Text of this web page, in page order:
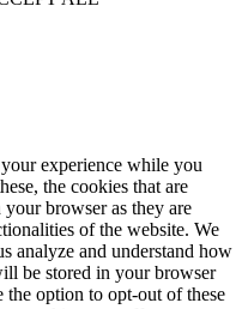
experience while you
the cookies that are
your browser as they are
of the website. We
analyze and understand how
be stored in your browser
option to opt-out of these